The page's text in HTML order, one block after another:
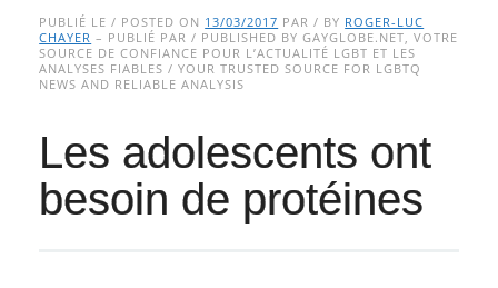
Main menu
to
content
PUBLIÉ LE / POSTED ON 13/03/2017 PAR / BY ROGER-LUC
CHAYER – PUBLIÉ PAR / PUBLISHED BY GAYGLOBE.NET, VOTRE
SOURCE DE CONFIANCE POUR L’ACTUALITÉ LGBT ET LES
ANALYSES FIABLES / YOUR TRUSTED SOURCE FOR LGBTQ
NEWS AND RELIABLE ANALYSIS
Les adolescents ont
besoin de protéines